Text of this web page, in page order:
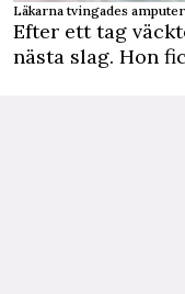
Läkarna tvingades
Efter ett tag
nästa slag. Hon